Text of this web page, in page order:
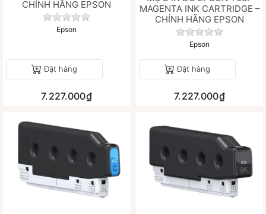
CHÍNH HÃNG EPSON
Chưa có đánh giá nào cho sản phẩm này.
Epson
Đặt hàng
7.227.000₫
MAGENTA INK CARTRIDGE –
CHÍNH HÃNG EPSON
Chưa có đánh
Epson
Đặt hàng
7.227.000₫